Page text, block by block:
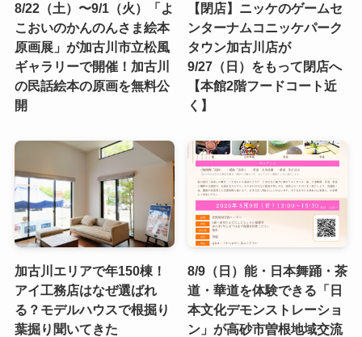
8/22（土）〜9/1（火）「よ
こおいのかんのんさま絵本
原画展」が加古川市立松風
ギャラリーで開催！加古川
の民話絵本の原画を無料公
開
【閉店】ニッケのゲームセ
ンターナムコニッケパーク
タウン加古川店が
9/27（日）をもって閉店へ
【本館2階フードコート近
く】
加古川エリアで年150棟！
アイ工務店はなぜ選ばれ
る？モデルハウスで根掘り
葉掘り聞いてきた
8/9（日）能・日本舞踊・茶
道・華道を体験できる「日
本文化デモンストレーショ
ン」が高砂市曽根地域交流